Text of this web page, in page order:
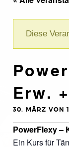
Diese
Erw.
30. MÄRZ VON
PowerFlexy –
Ein Kurs für